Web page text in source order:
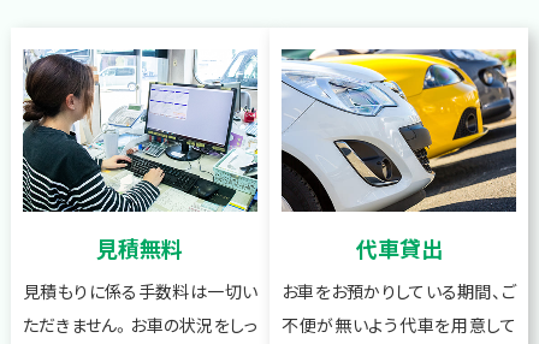
見積無料
見積もりに係る手数料は一切い
ただきません。お車の状況をしっ
代車貸出
お車をお預かりしている期間、ご
不便が無いよう代車を用意して